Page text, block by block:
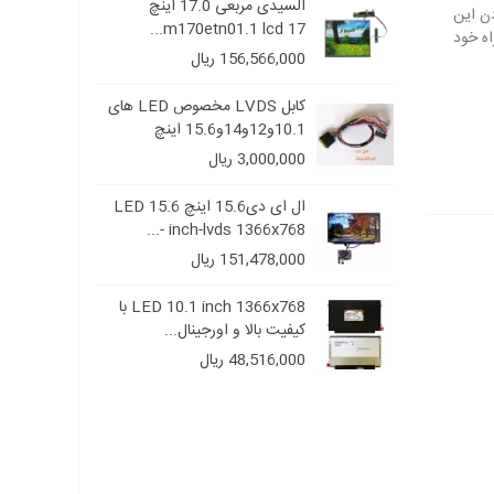
السیدی مربعی 17.0 اینچ
السیدی مربعی 17.0 اینچ
m170etn01.1 lcd 17...
156,566,000 ریال
کابل LVDS مخصوص LED های
10.1و12و14و15.6 اینچ
3,000,000 ریال
ال ای دی15.6 اینچ LED 15.6
inch-lvds 1366x768 -...
151,478,000 ریال
LED 10.1 inch 1366x768 با
کیفیت بالا و اورجینال...
48,516,000 ریال